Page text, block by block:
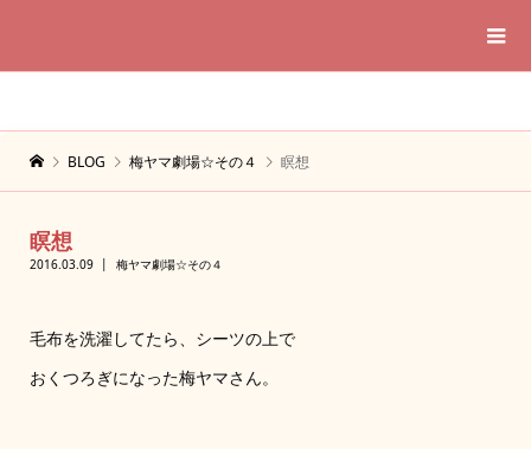
BLOG 梅ヤマ劇場☆その４ 瞑想
瞑想
2016.03.09 梅ヤマ劇場☆その４
毛布を洗濯してたら、シーツの上で
おくつろぎになった梅ヤマさん。